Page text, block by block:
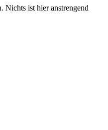
Nichts ist hier anstrengend